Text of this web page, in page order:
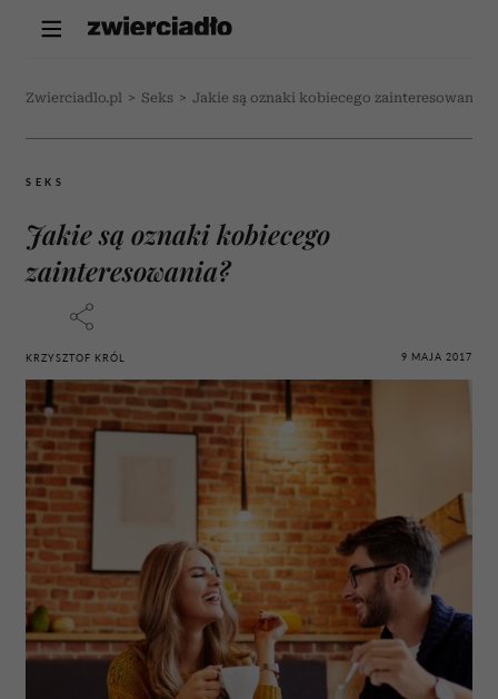
Zwierciadlo.pl > Seks > Jakie są oznaki kobiecego zainteresowania?
SEKS
Jakie są oznaki kobiecego
zainteresowania?
KRZYSZTOF KRÓL 9 MAJA 2017